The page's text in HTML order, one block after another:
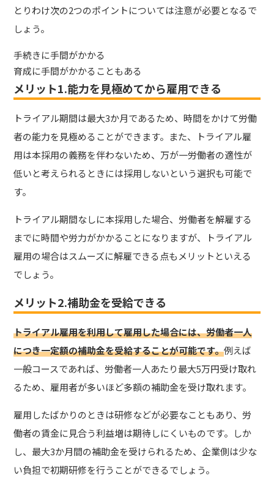
とりわけ次の2つのポイントについては注意が必要となるで
しょう。
手続きに手間がかかる
育成に手間がかかることもある
メリット1.能力を見極めてから雇用できる
トライアル期間は最大3か月であるため、時間をかけて労働
者の能力を見極めることができます。また、トライアル雇
用は本採用の義務を伴わないため、万が一労働者の適性が
低いと考えられるときには採用しないという選択も可能で
す。
トライアル期間なしに本採用した場合、労働者を解雇する
までに時間や労力がかかることになりますが、トライアル
雇用の場合はスムーズに解雇できる点もメリットといえる
でしょう。
メリット2.補助金を受給できる
トライアル雇用を利用して雇用した場合には、労働者一人
につき一定額の補助金を受給することが可能です。例えば
一般コースであれば、労働者一人あたり最大5万円受け取れ
るため、雇用者が多いほど多額の補助金を受け取れます。
雇用したばかりのときは研修などが必要なこともあり、労
働者の賃金に見合う利益増は期待しにくいものです。しか
し、最大3か月間の補助金を受けられるため、企業側は少な
い負担で初期研修を行うことができるでしょう。